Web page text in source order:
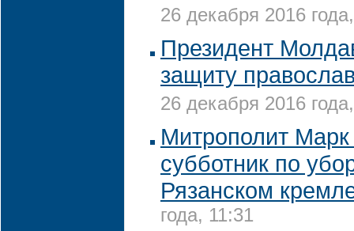
26 декабря 2016
Президент
защиту
26 декабря 2016
Митрополит Марк
субботник по
Рязанском
года, 11:31